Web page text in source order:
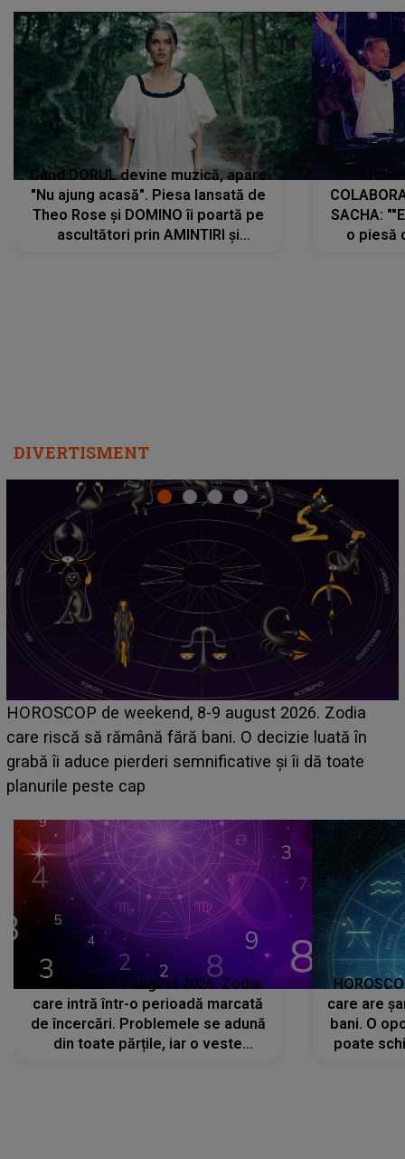
Când DORUL devine muzică, apare
"Nu ajung acasă". Piesa lansată de
Theo Rose și DOMINO îi poartă pe
ascultători prin AMINTIRI și
SACHA:
o piesă
DIVERTISMENT
Emanuel a ținut ACEST DETALIU ASCUNS până
acum! În fața Alexandrei, concurentul din Casa Iubirii
face o MĂRTURISIRE NEAȘTEPTATĂ despre mama
sa: "I-am spus și ei în față, eu nu te iubesc pentru
HOROSCOP 7 august 2026. Zodia
care intră într-o perioadă marcată
de încercări. Problemele se adună
din toate părțile, iar o veste
care are
bani. O
poate